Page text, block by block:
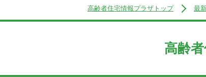
高齢者住宅情報プラザトップ 最
高齢